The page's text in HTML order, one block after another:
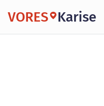
VORES Karise